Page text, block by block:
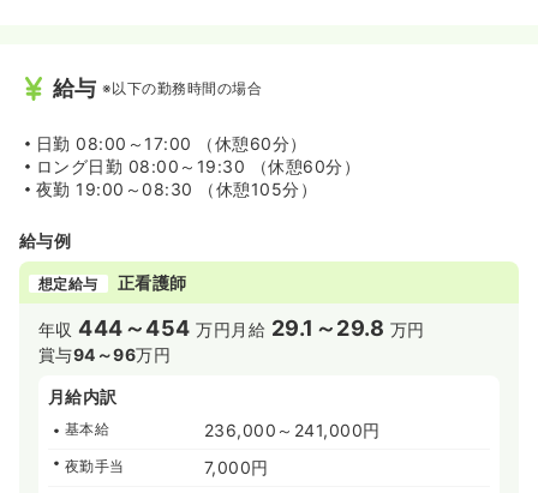
給与 ※以下の勤務時間の場合
日勤 08:00～17:00 （休憩60分）
ロング日勤 08:00～19:30 （休憩60分）
夜勤 19:00～08:30 （休憩105分）
給与例
想定給与 正看護師
年収444～454 万円 月給 29.1～29.8 万円
賞与94～96万円
月給内訳
基本給 236,000～241,000円
夜勤手当 7,000円